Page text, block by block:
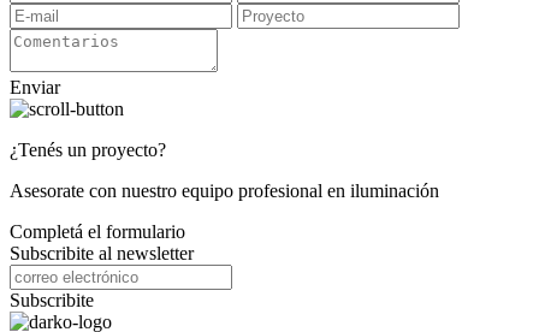
Enviar
¿Tenés un proyecto?
Asesorate con nuestro equipo profesional en iluminación
Completá el formulario
Subscribite al newsletter
Subscribite